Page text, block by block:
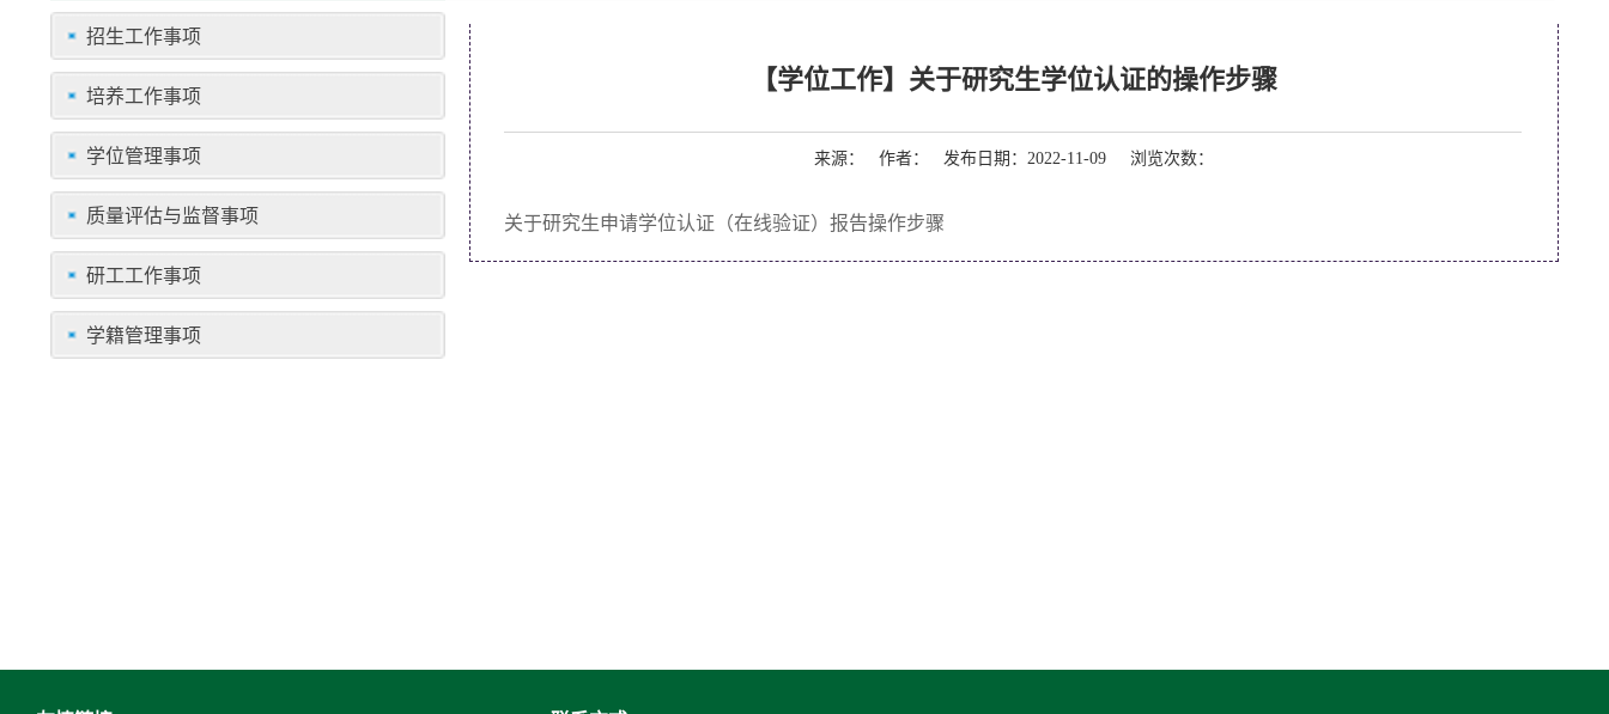
招生工作事项
培养工作事项
学位管理事项
质量评估与监督事项
研工工作事项
学籍管理事项
【学位工作】关于研究生学位认证的操作步骤
来源： 作者： 发布日期：2022-11-09 浏览次数：
关于研究生申请学位认证（在线验证）报告操作步骤